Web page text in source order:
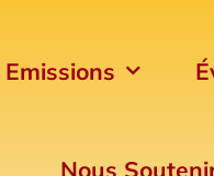
Emissions
Nous